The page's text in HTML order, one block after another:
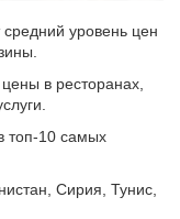
средний уровень цен
в ресторанах,
топ-10 самых
Сирия, Тунис,